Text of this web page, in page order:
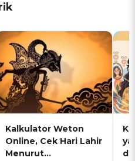
Kalkulator Weton
Online, Cek Hari Lahir
Menurut